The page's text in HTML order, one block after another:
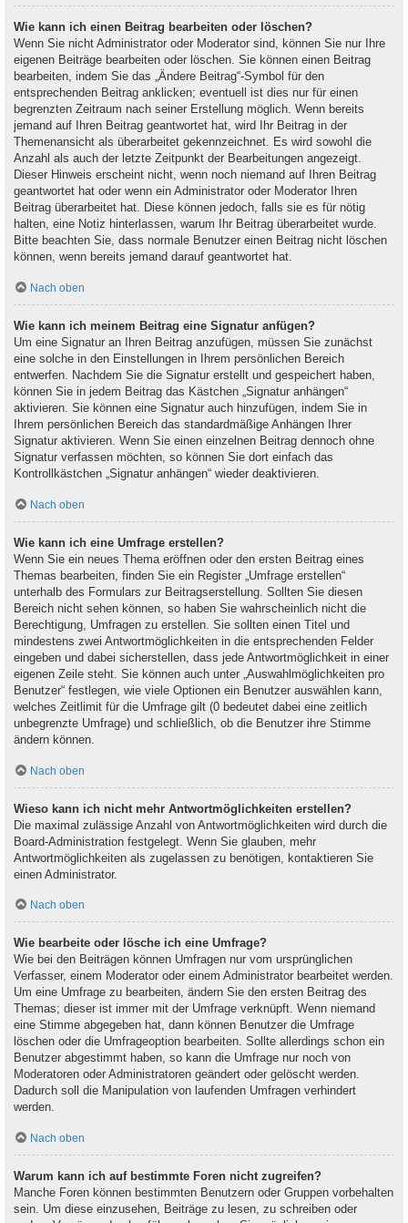
Wie kann ich einen Beitrag bearbeiten oder löschen?
Wenn Sie nicht Administrator oder Moderator sind, können Sie nur Ihre
eigenen Beiträge bearbeiten oder löschen. Sie können einen Beitrag
bearbeiten, indem Sie das „Ändere Beitrag“-Symbol für den
entsprechenden Beitrag anklicken; eventuell ist dies nur für einen
begrenzten Zeitraum nach seiner Erstellung möglich. Wenn bereits
jemand auf Ihren Beitrag geantwortet hat, wird Ihr Beitrag in der
Themenansicht als überarbeitet gekennzeichnet. Es wird sowohl die
Anzahl als auch der letzte Zeitpunkt der Bearbeitungen angezeigt.
Dieser Hinweis erscheint nicht, wenn noch niemand auf Ihren Beitrag
geantwortet hat oder wenn ein Administrator oder Moderator Ihren
Beitrag überarbeitet hat. Diese können jedoch, falls sie es für nötig
halten, eine Notiz hinterlassen, warum Ihr Beitrag überarbeitet wurde.
Bitte beachten Sie, dass normale Benutzer einen Beitrag nicht löschen
können, wenn bereits jemand darauf geantwortet hat.
Nach oben
Wie kann ich meinem Beitrag eine Signatur anfügen?
Um eine Signatur an Ihren Beitrag anzufügen, müssen Sie zunächst
eine solche in den Einstellungen in Ihrem persönlichen Bereich
entwerfen. Nachdem Sie die Signatur erstellt und gespeichert haben,
können Sie in jedem Beitrag das Kästchen „Signatur anhängen“
aktivieren. Sie können eine Signatur auch hinzufügen, indem Sie in
Ihrem persönlichen Bereich das standardmäßige Anhängen Ihrer
Signatur aktivieren. Wenn Sie einen einzelnen Beitrag dennoch ohne
Signatur verfassen möchten, so können Sie dort einfach das
Kontrollkästchen „Signatur anhängen“ wieder deaktivieren.
Nach oben
Wie kann ich eine Umfrage erstellen?
Wenn Sie ein neues Thema eröffnen oder den ersten Beitrag eines
Themas bearbeiten, finden Sie ein Register „Umfrage erstellen“
unterhalb des Formulars zur Beitragserstellung. Sollten Sie diesen
Bereich nicht sehen können, so haben Sie wahrscheinlich nicht die
Berechtigung, Umfragen zu erstellen. Sie sollten einen Titel und
mindestens zwei Antwortmöglichkeiten in die entsprechenden Felder
eingeben und dabei sicherstellen, dass jede Antwortmöglichkeit in einer
eigenen Zeile steht. Sie können auch unter „Auswahlmöglichkeiten pro
Benutzer“ festlegen, wie viele Optionen ein Benutzer auswählen kann,
welches Zeitlimit für die Umfrage gilt (0 bedeutet dabei eine zeitlich
unbegrenzte Umfrage) und schließlich, ob die Benutzer ihre Stimme
ändern können.
Nach oben
Wieso kann ich nicht mehr Antwortmöglichkeiten erstellen?
Die maximal zulässige Anzahl von Antwortmöglichkeiten wird durch die
Board-Administration festgelegt. Wenn Sie glauben, mehr
Antwortmöglichkeiten als zugelassen zu benötigen, kontaktieren Sie
einen Administrator.
Nach oben
Wie bearbeite oder lösche ich eine Umfrage?
Wie bei den Beiträgen können Umfragen nur vom ursprünglichen
Verfasser, einem Moderator oder einem Administrator bearbeitet werden.
Um eine Umfrage zu bearbeiten, ändern Sie den ersten Beitrag des
Themas; dieser ist immer mit der Umfrage verknüpft. Wenn niemand
eine Stimme abgegeben hat, dann können Benutzer die Umfrage
löschen oder die Umfrageoption bearbeiten. Sollte allerdings schon ein
Benutzer abgestimmt haben, so kann die Umfrage nur noch von
Moderatoren oder Administratoren geändert oder gelöscht werden.
Dadurch soll die Manipulation von laufenden Umfragen verhindert
werden.
Nach oben
Warum kann ich auf bestimmte Foren nicht zugreifen?
Manche Foren können bestimmten Benutzern oder Gruppen vorbehalten
sein. Um diese einzusehen, Beiträge zu lesen, zu schreiben oder